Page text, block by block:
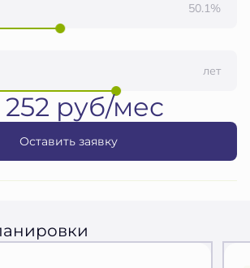
50.1%
лет
252 руб/мес
Оставить заявку